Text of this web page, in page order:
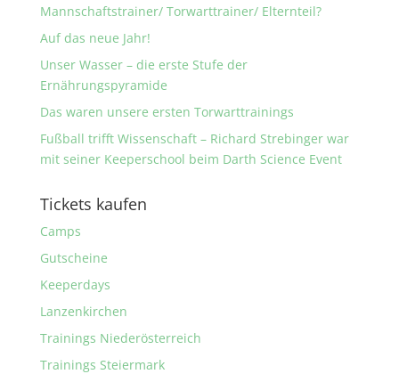
Mannschaftstrainer/ Torwarttrainer/ Elternteil?
Auf das neue Jahr!
Unser Wasser – die erste Stufe der
Ernährungspyramide
Das waren unsere ersten Torwarttrainings
Fußball trifft Wissenschaft – Richard Strebinger war
mit seiner Keeperschool beim Darth Science Event
Tickets kaufen
Camps
Gutscheine
Keeperdays
Lanzenkirchen
Trainings Niederösterreich
Trainings Steiermark